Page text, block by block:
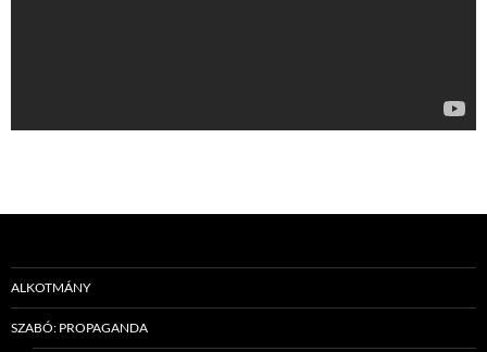
ALKOTMÁNY
SZABÓ: PROPAGANDA